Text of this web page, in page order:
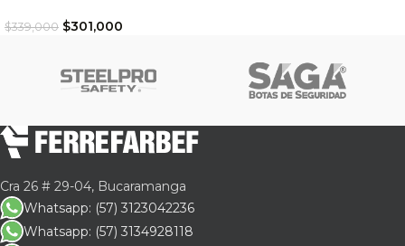
$339,000 $301,000
Cra 26 # 29-04, Bucaramanga
Whatsapp: (57) 3123042236
Whatsapp: (57) 3134928118